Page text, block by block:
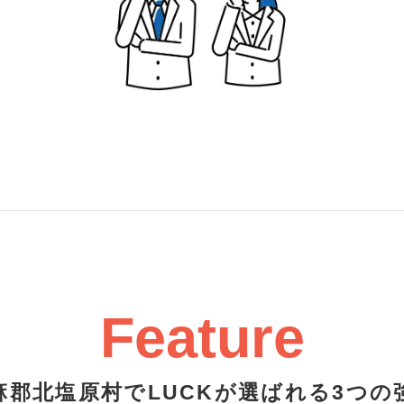
Feature
郡北塩原村でLUCKが選ばれる3つの